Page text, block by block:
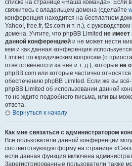
списке на странице «Наша команда». Если
свяжитесь с владельцем домена (сделайте
конференция находится на бесплатном
Yahoo!, free.fr, f2s.com и т. п.), с
домена. Учтите, что phpBB Limited не имеет
данной конференцией и не может нести
кем и как данная конференция
Limited по юридическим вопросам (о
ответственности за неё и т. д.), которые не
phpBB.com или которые частично
обеспечению phpBB Limited. Если же вы
phpBB Limited об использовании данной
то не ждите подробного письма, или вы
ответа.
Вернуться к началу
Как мне связаться с администратором
Все пользователи данной конференции
соответствующую форму на странице
если данная функция включена
Зарегистрированные пользователи также